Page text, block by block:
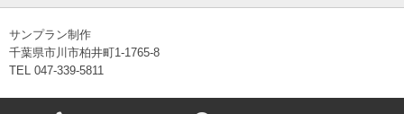
サンプラン制作
千葉県市川市柏井町1-1765-8
TEL 047-339-5811